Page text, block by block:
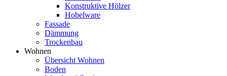
Konstruktive Hölzer
Hobelware
Fassade
Dämmung
Trockenbau
Wohnen
Übersicht Wohnen
Boden